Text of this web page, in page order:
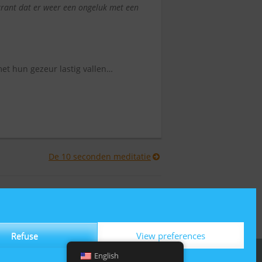
Refuse View preferences
dat er weer een ongeluk met een
hun gezeur lastig vallen…
De 10 seconden meditatie
Powered by
English